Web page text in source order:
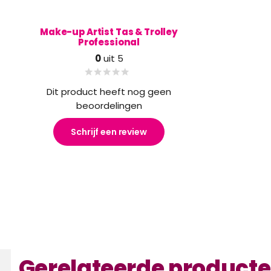
Make-up Artist Tas & Trolley
Professional
0uit 5
Dit product heeft nog geen
beoordelingen
Schrijf een review